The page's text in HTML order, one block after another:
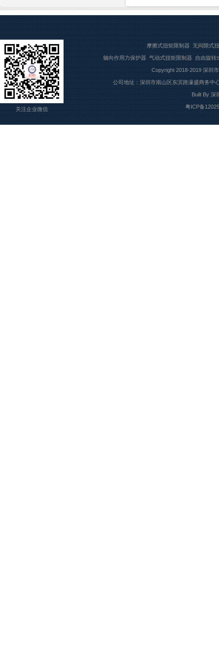
关注企业微信
摩擦式扭矩限制器 无间隙式
轴向作用力保护器 气动式扭矩限制器 自由旋转
Copyright 2018-2019 深圳
公司地址：深圳市南山区东滨路濠盛商务中
Built By 深
粤ICP备